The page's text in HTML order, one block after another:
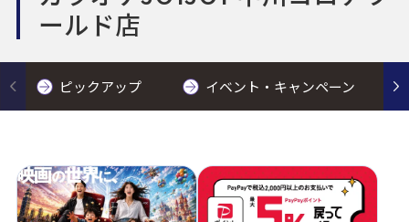
ールド店
ピックアップ イベント・キャンペーン